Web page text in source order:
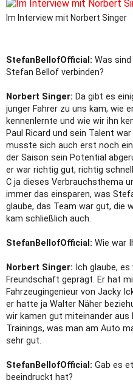
Im Interview mit Norbert Singer
StefanBellofOfficial: Was
Stefan Bellof verbinden?
Norbert Singer: Da gibt es
junger Fahrer zu uns kam, wie
kennenlernte und wie wir ihn
Paul Ricard und sein Talent
musste sich auch erst noch
der Saison sein Potential
er war richtig gut, richtig
C ja dieses Verbrauchsthema
immer das einsparen, was
glaube, das Team war gut, die
kam schließlich auch.
StefanBellofOfficial: Wie war
Norbert Singer: Ich glaube,
Freundschaft geprägt. Er hat
Fahrzeugingenieur von Jacky
er hatte ja Walter Näher
wir kamen gut miteinander aus
Trainings, was man am Auto
sehr gut.
StefanBellofOfficial: Gab es
beeindruckt hat?